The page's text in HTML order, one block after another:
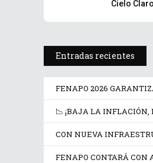
Cielo Claro
Entradas recientes
FENAPO 2026
📉 ¡BAJA LA INFLACIÓN,
CON NUEVA
FENAPO CONTARÁ
FENAPO 2026